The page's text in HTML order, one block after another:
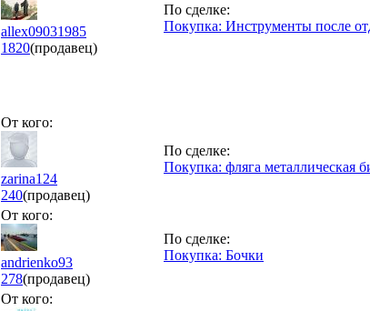
allex09031985
1820(продавец)
По сделке:
Покупка: Инструменты после
От кого:
zarina124
240(продавец)
По сделке:
Покупка: фляга металлическая
От кого:
andrienko93
278(продавец)
По сделке:
Покупка: Бочки
От кого: